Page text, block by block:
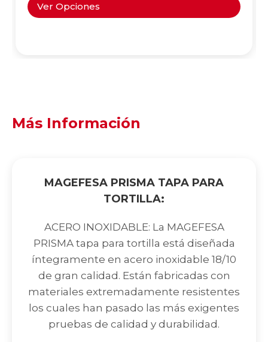
Ver Opciones
Más Información
MAGEFESA PRISMA TAPA PARA
TORTILLA:
ACERO INOXIDABLE: La MAGEFESA
PRISMA tapa para tortilla está diseñada
íntegramente en acero inoxidable 18/10
de gran calidad. Están fabricadas con
materiales extremadamente resistentes
los cuales han pasado las más exigentes
pruebas de calidad y durabilidad.